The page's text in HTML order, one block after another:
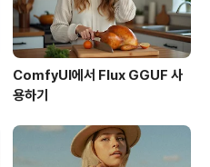
ComfyUI에서 Flux GGUF 사
용하기